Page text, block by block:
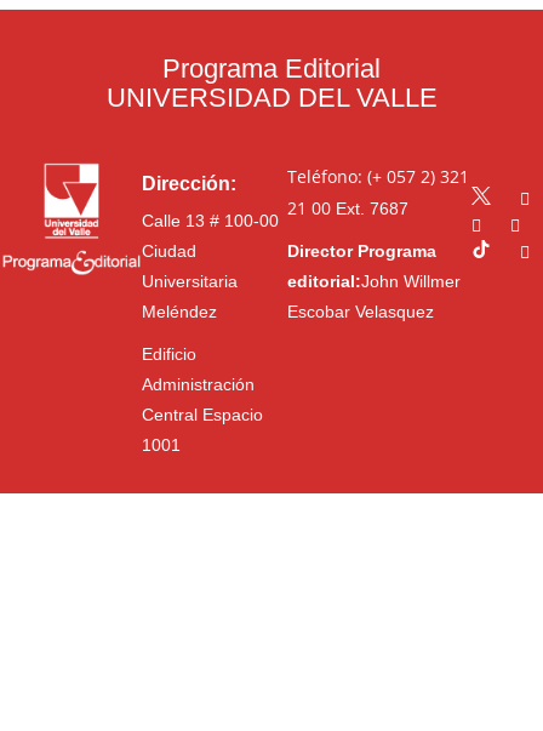
Programa Editorial
UNIVERSIDAD DEL VALLE
Dirección:
Calle 13 # 100-00
Ciudad
Universitaria
Meléndez
Edificio
Administración
Central Espacio
1001
Teléfono: (+ 057 2) 321
21 00Ext. 7687
Director Programa
editorial:John Willmer
Escobar Velasquez